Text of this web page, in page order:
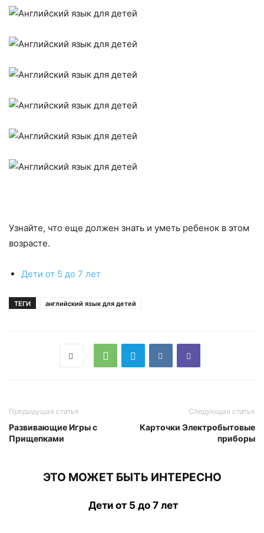
Узнайте, что еще должен знать и уметь ребенок в этом
возрасте.
Дети от 5 до 7 лет
ТЕГИ английский язык для детей
Предыдущая статья
Развивающие Игры с
Прищепками
Следующая статья
Карточки Электробытовые
приборы
ЭТО МОЖЕТ БЫТЬ ИНТЕРЕСНО
Дети от 5 до 7 лет